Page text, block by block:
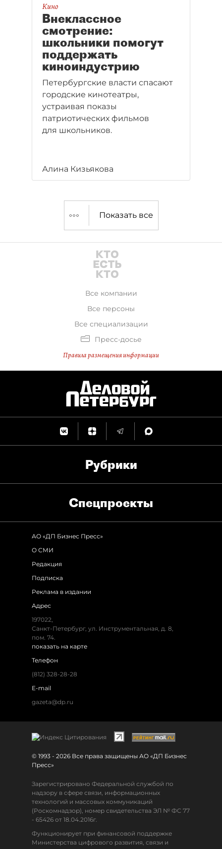
Кино
Внеклассное
смотрение:
школьники помогут
поддержать
киноиндустрию
Петербургские власти спасают
городские кинотеатры,
устраивая показы
патриотических фильмов
для школьников.
Алина Кизьякова
Показать все
Все компании
Все персоны
Все специализации
Пресс-досье
Правила размещения информации
Рубрики
Спец­проекты
АО «ДП Бизнес Пресс»
О СМИ
Редакция
Подписка
Реклама в издании
Адрес
197022,
Санкт-Петербург, ул. Инструментальная, д. 8,
пом. 74.
показать на карте
Телефон
(812) 328-28-28
E-mail
gazeta@dp.ru
© 1993 - 2026 Все права защищены АО «ДП Бизнес
Пресс»
Зарегистрировано Федеральной службой по
надзору в сфере связи, информационных
технологий и массовых коммуникаций
(Роскомнадзор), номер свидетельства ЭЛ № ФС 77
- 65426 от 18.04.2016г.
Функционирует при финансовой поддержке
Министерства цифрового развития, связи и